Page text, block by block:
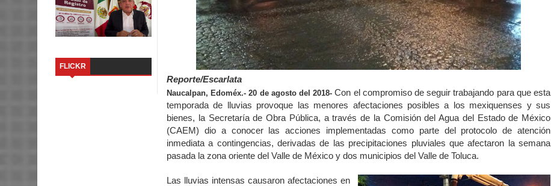
FLICKR
Reporte/Escarlata
Naucalpan, Edoméx.- 20 de agosto del 2018-Con el compromiso de seguir trabajando para que esta
temporada de lluvias provoque las menores afectaciones posibles a los mexiquenses y sus
bienes, la Secretaría de Obra Pública, a través de la Comisión del Agua del Estado de México
(CAEM) dio a conocer las acciones implementadas como parte del protocolo de atención
inmediata a contingencias, derivadas de las precipitaciones pluviales que afectaron la semana
pasada la zona oriente del Valle de México y dos municipios del Valle de Toluca.
Las lluvias intensas causaron afectaciones en